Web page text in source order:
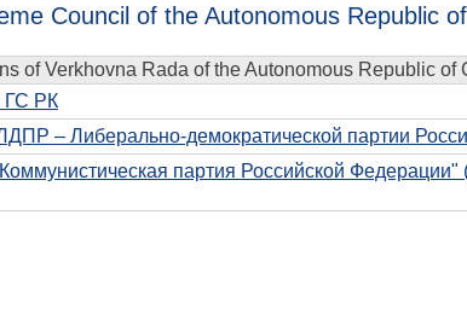
экспертиза
антикоррупционная экспертиза
процесса в РК
Acts of Presidium of SC of the ARC
Drafts of normative legal acts and
Council of the Autonomous Republic
of Verkhovna Rada of the Autonomous Republic of
РК
– Либерально-демократической партии
партия Российской